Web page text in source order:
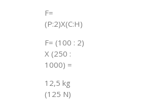
F=
(P:2)X(C:H)
F= (100 : 2)
X (250 :
1000) =
12,5 kg
(125 N)